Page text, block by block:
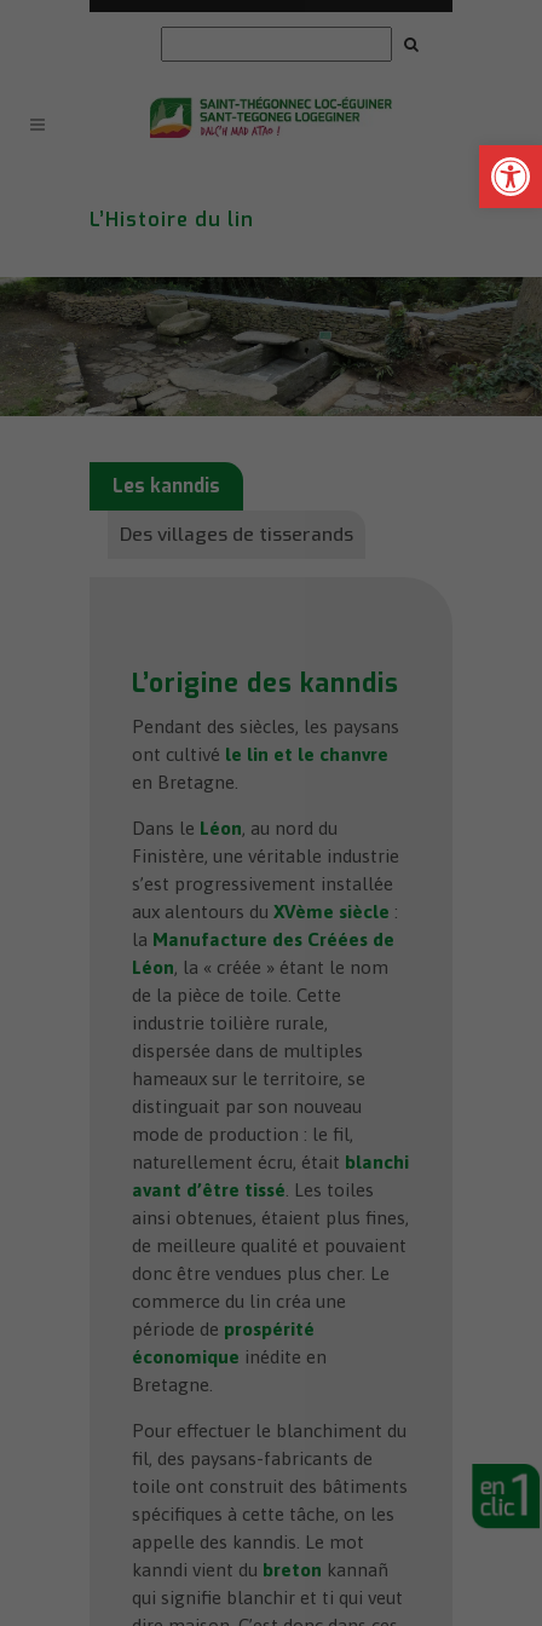
Ouvrir
L’Histoire du lin
Les kanndis
Des villages de tisserands
L’origine des kanndis
Pendant des siècles, les paysans
ont cultivé le lin et le chanvre
en Bretagne.
Dans le Léon, au nord du
Finistère, une véritable industrie
s’est progressivement installée
aux alentours du XVème siècle :
la Manufacture des Créées de
Léon, la « créée » étant le nom
de la pièce de toile. Cette
industrie toilière rurale,
dispersée dans de multiples
hameaux sur le territoire, se
distinguait par son nouveau
mode de production : le fil,
naturellement écru, était blanchi
avant d’être tissé . Les toiles
ainsi obtenues, étaient plus fines,
de meilleure qualité et pouvaient
donc être vendues plus cher. Le
commerce du lin créa une
période de prospérité
économique inédite en
Bretagne.
Pour effectuer le blanchiment du
fil, des paysans-fabricants de
toile ont construit des bâtiments
spécifiques à cette tâche, on les
appelle des kanndis. Le mot
kanndi vient du breton kannañ
qui signifie blanchir et ti qui veut